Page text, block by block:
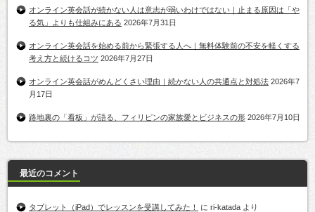
オンライン英会話が続かない人は意志が弱いわけではない｜止まる原因は「や
る気」よりも仕組みにある 2026年7月31日
オンライン英会話を始める前から緊張する人へ｜無料体験前の不安を軽くする
考え方と続けるコツ 2026年7月27日
オンライン英会話がめんどくさい理由｜続かない人の共通点と対処法 2026年7
月17日
路地裏の「看板」が語る、フィリピンの家族愛とビジネスの形 2026年7月10日
最近のコメント
タブレット（iPad）でレッスンを受講してみた！ に ri-katada より